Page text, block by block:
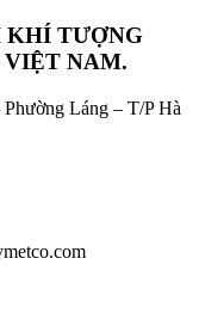
KHÍ TƯỢNG
NAM.
Láng – T/P Hà